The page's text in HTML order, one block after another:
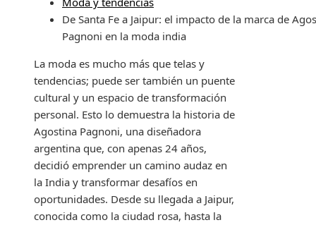
De Santa Fe a Jaipur: el impacto de la marca de
Pagnoni en la moda india
La moda es mucho más que telas y
tendencias; puede ser también un puente
cultural y un espacio de transformación
personal. Esto lo demuestra la historia de
Agostina Pagnoni, una diseñadora
argentina que, con apenas 24 años,
decidió emprender un camino audaz en
la India y transformar desafíos en
oportunidades. Desde su llegada a Jaipur,
conocida como la ciudad rosa, hasta la